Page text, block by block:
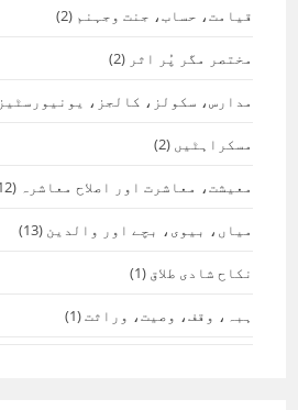
قیامت، حساب، جنت وجہنم (2)
مختصر مگر پُر اثر (2)
مدارس، سکولز، کالجز، یونیورسٹیز
مسکراہٹیں (2)
معیشت، معاشرت اور اصلاح معاشرہ (12)
میاں، بیوی، بچے اور والدین (13)
نکاح شادی طلاق (1)
ہبہ، وقف، وصیت، وراثت(1)